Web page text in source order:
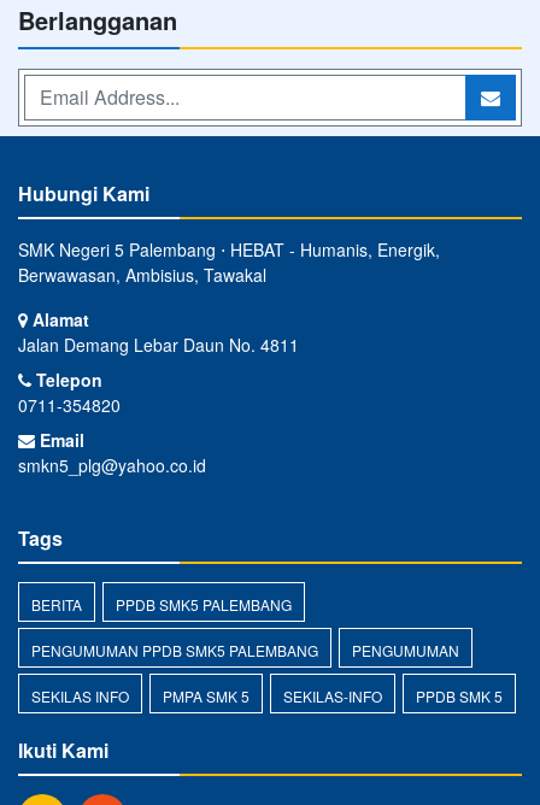
Berlangganan
Hubungi Kami
SMK Negeri 5 Palembang ⋅ HEBAT - Humanis, Energik,
Berwawasan, Ambisius, Tawakal
Alamat
Jalan Demang Lebar Daun No. 4811
Telepon
0711-354820
Email
smkn5_plg@yahoo.co.id
Tags
BERITA PPDB SMK5 PALEMBANG
PENGUMUMAN PPDB SMK5 PALEMBANG PENGUMUMAN
SEKILAS INFO PMPA SMK 5 SEKILAS-INFO PPDB SMK 5
Ikuti Kami